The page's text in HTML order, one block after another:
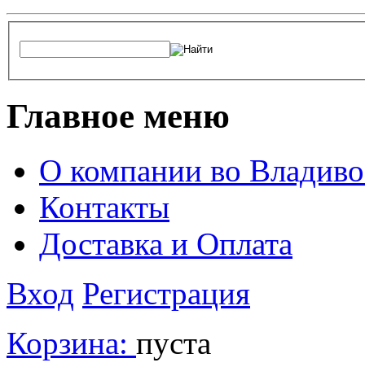
Главное меню
О компании во
Контакты
Доставка и Оплата
Вход Регистрация
Корзина: пуста